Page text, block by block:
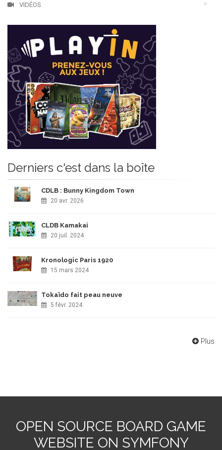
VIDÉOS
Derniers c'est dans la boîte
CDLB : Bunny Kingdom Town
20 avr. 2026
CLDB Kamakai
20 juil. 2024
Kronologic Paris 1920
15 mars 2024
Tokaïdo fait peau neuve
5 févr. 2024
Plus
OPEN SOURCE BOARD GAME
WEBSITE ON SYMFONY